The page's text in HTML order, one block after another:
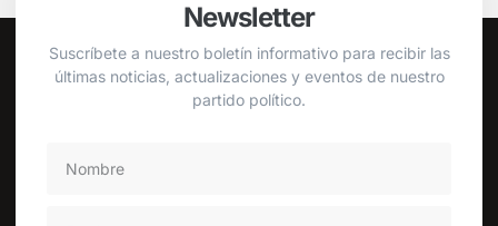
Newsletter
Suscríbete a nuestro boletín informativo para recibir las
últimas noticias, actualizaciones y eventos de nuestro
partido político.